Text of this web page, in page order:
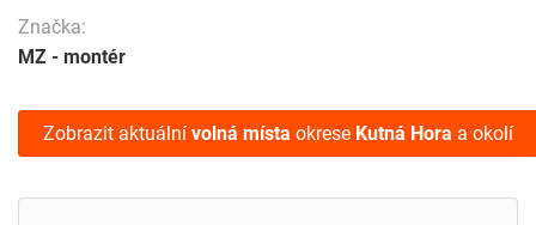
Značka:
MZ - montér
Zobrazit aktuální volná místa okrese Kutná Hora a okolí